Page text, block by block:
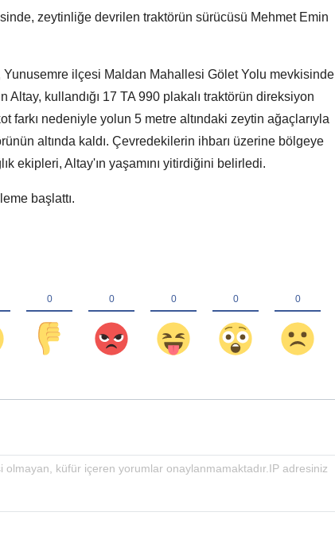
zeytinliğe devrilen traktörün sürücüsü Mehmet Emin
Yunusemre ilçesi Maldan Mahallesi Gölet Yolu mevkisinde
Altay, kullandığı 17 TA 990 plakalı traktörün direksiyon
farkı nedeniyle yolun 5 metre altındaki zeytin ağaçlarıyla
altında kaldı. Çevredekilerin ihbarı üzerine bölgeye
ekipleri, Altay'ın yaşamını yitirdiğini belirledi.
başlattı.